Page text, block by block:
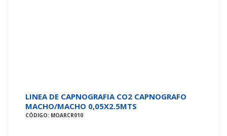
LINEA DE CAPNOGRAFIA CO2 CAPNOGRAFO
MACHO/MACHO 0,05X2.5MTS
CÓDIGO: MOARCR010